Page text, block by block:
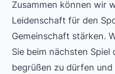
Zusammen können wir
Leidenschaft für den
Gemeinschaft stärken.
Sie beim nächsten Spiel
begrüßen zu dürfen und